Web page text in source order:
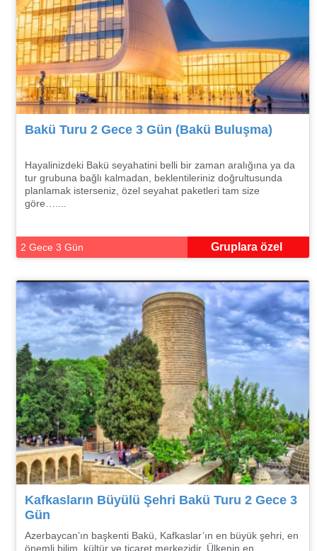
Bakü Turu 2 Gece 3 Gün (Bakü Buluşma)
Hayalinizdeki Bakü seyahatini belli bir zaman aralığına ya da
tur grubuna bağlı kalmadan, beklentileriniz doğrultusunda
planlamak isterseniz, özel seyahat paketleri tam size
göre…....
2 Gece 3 Gün Gruplara özel
Kafkasların Büyülü Şehri Bakü Turu 2 Gece 3
Gün
Azerbaycan’ın başkenti Bakü, Kafkaslar’ın en büyük şehri, en
önemli bilim, kültür ve ticaret merkezidir. Ülkenin en